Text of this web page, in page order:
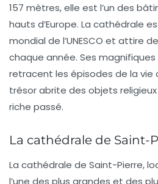
157 mètres, elle est l’un des
hauts d’Europe. La cathédrale
mondial de l’UNESCO et attire
chaque année. Ses
retracent les épisodes de la vie
trésor abrite des objets religieux
riche passé.
La cathédrale de Saint-
La cathédrale de Saint-Pierre,